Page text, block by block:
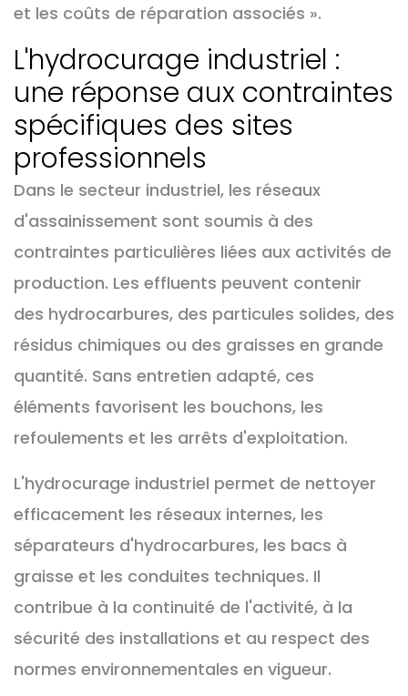
et les coûts de réparation associés ».
L'hydrocurage industriel :
une réponse aux contraintes
spécifiques des sites
professionnels
Dans le secteur industriel, les réseaux
d'assainissement sont soumis à des
contraintes particulières liées aux activités de
production. Les effluents peuvent contenir
des hydrocarbures, des particules solides, des
résidus chimiques ou des graisses en grande
quantité. Sans entretien adapté, ces
éléments favorisent les bouchons, les
refoulements et les arrêts d'exploitation.
L'hydrocurage industriel permet de nettoyer
efficacement les réseaux internes, les
séparateurs d'hydrocarbures, les bacs à
graisse et les conduites techniques. Il
contribue à la continuité de l'activité, à la
sécurité des installations et au respect des
normes environnementales en vigueur.